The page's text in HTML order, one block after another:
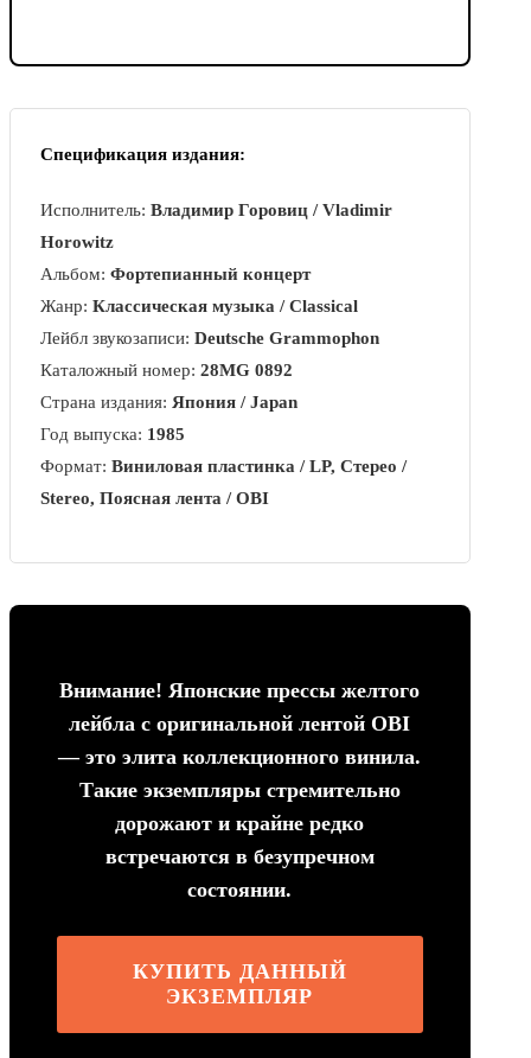
Спецификация издания:
Исполнитель: Владимир Горовиц / Vladimir
Horowitz
Альбом: Фортепианный концерт
Жанр: Классическая музыка / Classical
Лейбл звукозаписи: Deutsche Grammophon
Каталожный номер: 28MG 0892
Страна издания: Япония / Japan
Год выпуска: 1985
Формат: Виниловая пластинка / LP, Стерео /
Stereo, Поясная лента / OBI
Внимание! Японские прессы желтого
лейбла с оригинальной лентой OBI
— это элита коллекционного винила.
Такие экземпляры стремительно
дорожают и крайне редко
встречаются в безупречном
состоянии.
КУПИТЬ ДАННЫЙ
ЭКЗЕМПЛЯР